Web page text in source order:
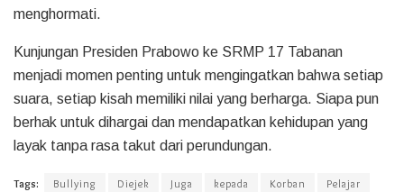
menghormati.
Kunjungan Presiden Prabowo ke SRMP 17 Tabanan
menjadi momen penting untuk mengingatkan bahwa setiap
suara, setiap kisah memiliki nilai yang berharga. Siapa pun
berhak untuk dihargai dan mendapatkan kehidupan yang
layak tanpa rasa takut dari perundungan.
Tags: Bullying Diejek Juga kepada Korban
Pelajar